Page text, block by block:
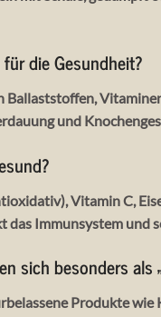
die Gesundheit?
Ballaststoffen,
und
Vitamin C,
Immunsystem und
sich besonders als
Produkte